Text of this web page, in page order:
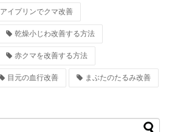
アイプリンでクマ改善
乾燥小じわ改善する方法
赤クマを改善する方法
目元の血行改善 まぶたのたるみ改善